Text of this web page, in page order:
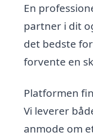
En
partner i dit
det bedste
forvente en
Platformen
Vi leverer
anmode om